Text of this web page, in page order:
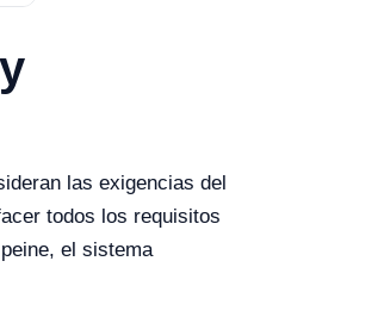
las exigencias del
todos los requisitos
el sistema